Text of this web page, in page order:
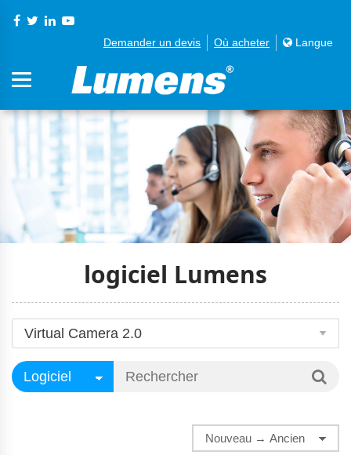
Demander un devis Où acheter Langue
logiciel Lumens